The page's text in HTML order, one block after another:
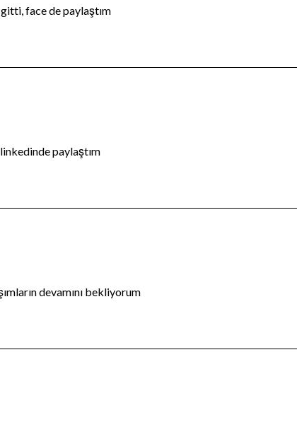
face de paylaştım
paylaştım
devamını bekliyorum